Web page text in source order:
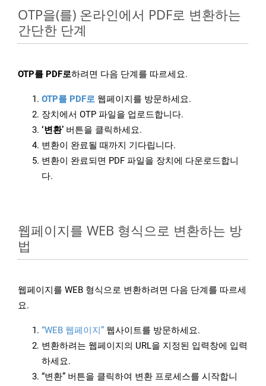
OTP을(를) 온라인에서 PDF로 변환하는
간단한 단계
OTP를 PDF로하려면 다음 단계를 따르세요.
OTP를 PDF로 웹페이지를 방문하세요.
장치에서 OTP 파일을 업로드합니다.
‘변환’ 버튼을 클릭하세요.
변환이 완료될 때까지 기다립니다.
변환이 완료되면 PDF 파일을 장치에 다운로드합니
다.
웹페이지를 WEB 형식으로 변환하는 방
법
웹페이지를 WEB 형식으로 변환하려면 다음 단계를 따르세
요.
“WEB 웹페이지” 웹사이트를 방문하세요.
변환하려는 웹페이지의 URL을 지정된 입력창에 입력
하세요.
“변환” 버튼을 클릭하여 변환 프로세스를 시작합니